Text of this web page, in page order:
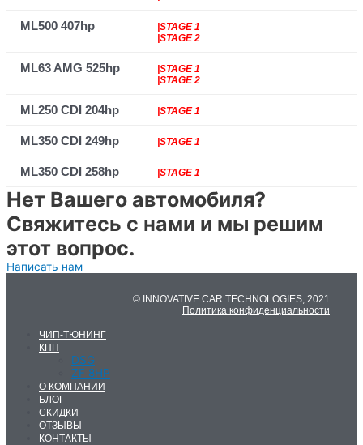
ML500 407hp
|STAGE 1
|STAGE 2
ML63 AMG 525hp
|STAGE 1
|STAGE 2
ML250 CDI 204hp |STAGE 1
ML350 CDI 249hp |STAGE 1
ML350 CDI 258hp |STAGE 1
Нет Вашего автомобиля?
Свяжитесь с нами и мы решим
этот вопрос.
Написать нам
© INNOVATIVE CAR TECHNOLOGIES, 2021
Политика конфиденциальности
ЧИП-ТЮНИНГ
КПП
DSG
ZF 8HP
О КОМПАНИИ
БЛОГ
СКИДКИ
ОТЗЫВЫ
КОНТАКТЫ